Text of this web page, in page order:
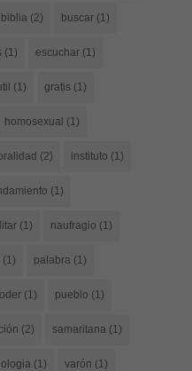
biblia (2) buscar(1)
(1) escuchar(1)
(1) gratis(1)
homosexual (1)
(2) instituto (1)
(1)
(1) naufragio (1)
(1) palabra (1)
(1) pueblo (1)
(2) samaritana (1)
(1) varón (1)